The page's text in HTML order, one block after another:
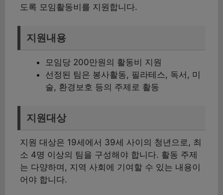
도록 모임활동비를 지원합니다.
지원내용
모임당 200만원의 활동비 지원
선정된 팀은 봉사활동, 필라테스, 독서, 미
술, 환경보호 등의 주제로 활동
지원대상
지원 대상은 19세에서 39세 사이의 청년으로, 최
소 4명 이상의 팀을 구성해야 합니다. 활동 주제
는 다양하며, 지역 사회에 기여할 수 있는 내용이
어야 합니다.